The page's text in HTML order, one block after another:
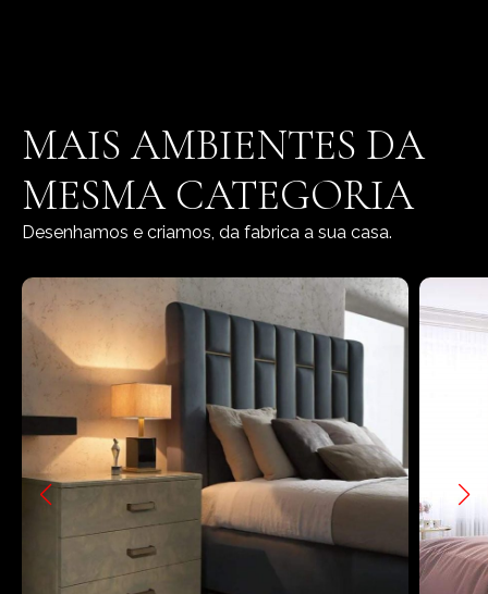
MAIS AMBIENTES DA
MESMA CATEGORIA
Desenhamos e criamos, da fabrica a sua casa.